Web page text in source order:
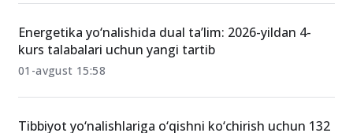
qanday taqsimlanadi?
04-avgust 23:01
kurs talabalari uchun yangi tartib
01-avgust 15:58